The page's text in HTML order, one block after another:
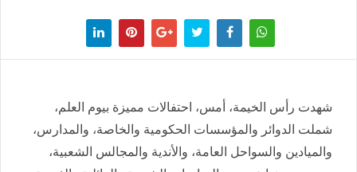
شهدت رأس الخيمة، أمس، احتفالات مميزة بيوم العلم،
شملت الدوائر والمؤسسات الحكومية والخاصة، والمدارس،
والميادين والسواحل العامة، والأندية والمجالس الشعبية،